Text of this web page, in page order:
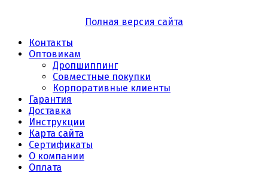
Полная версия сайта
Контакты
Оптовикам
Дропшиппинг
Совместные покупки
Корпоративные клиенты
Гарантия
Доставка
Инструкции
Карта сайта
Сертификаты
О компании
Оплата